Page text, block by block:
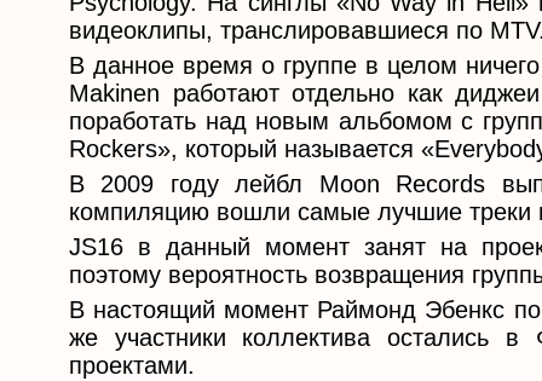
видеоклипы, транслировавшиеся по
В данное время о группе в целом
Makinen работают отдельно как
поработать над новым альбомом с
Rockers», который называется
В 2009 году лейбл Moon Records
компиляцию вошли самые лучшие треки
JS16 в данный момент занят на
поэтому вероятность возвращения
В настоящий момент Раймонд Эбенкс
же участники коллектива остались
проектами.